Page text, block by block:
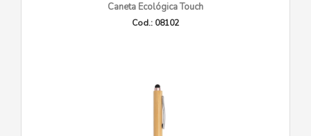
Caneta Ecológica Touch
Cod.: 08102